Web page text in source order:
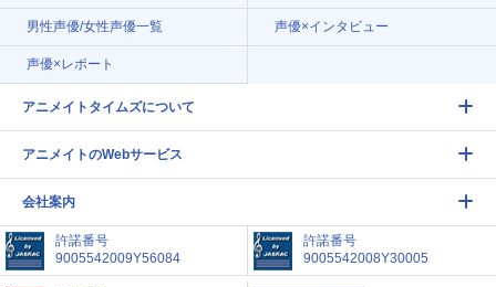
男性声優/女性声優一覧 声優×インタビュー
声優×レポート
アニメイトタイムズについて
アニメイトのWebサービス
会社案内
許諾番号
9005542009Y56084
許諾番号
9005542008Y30005